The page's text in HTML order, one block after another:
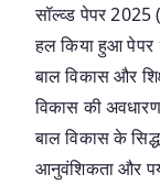
सॉल्व्ड पेपर 2025
हल किया हुआ पेपर
बाल विकास और
विकास की
बाल विकास के
आनुवंशिकता और